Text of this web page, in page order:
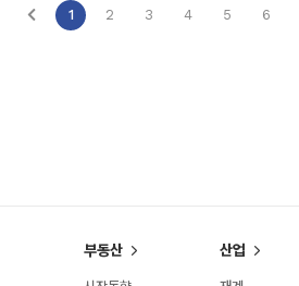
1 2 3 4 5 6
부동산 산업